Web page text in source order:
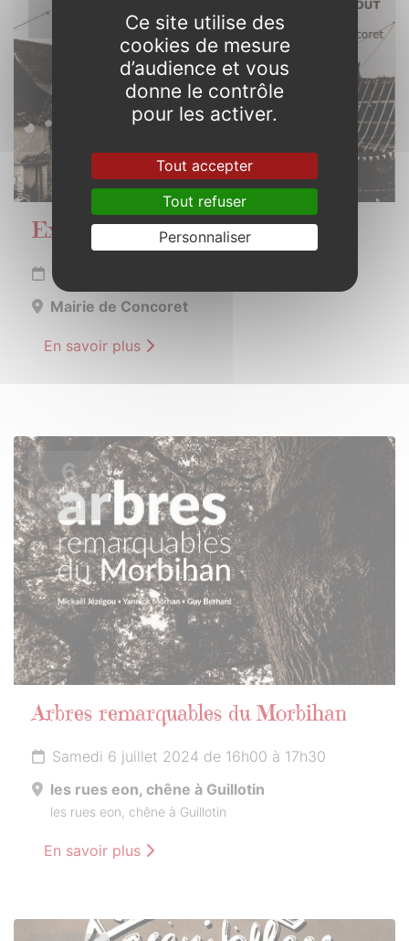
JUILLET
Exposition photos sur les pileries
Du 1er juillet au 31 août 2024
Mairie de Concoret
En savoir plus
6
JUILLET
2024
Arbres remarquables du Morbihan
Samedi 6 juillet 2024 de 16h00 à 17h30
les rues eon, chêne à Guillotin
les rues eon, chêne à Guillotin
En savoir plus
Ce site utilise des
cookies de mesure
d’audience et vous
donne le contrôle
pour les activer.
Tout accepter
Tout refuser
Personnaliser